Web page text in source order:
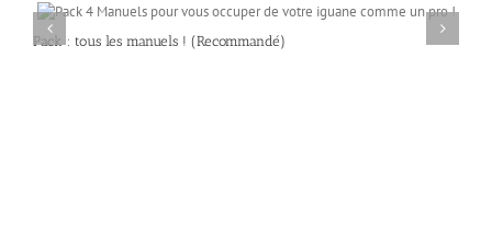
Pack : tous les manuels ! (Recommandé)